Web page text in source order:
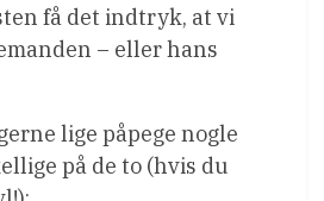
få det indtryk, at vi
– eller hans
lige påpege nogle
på de to (hvis du